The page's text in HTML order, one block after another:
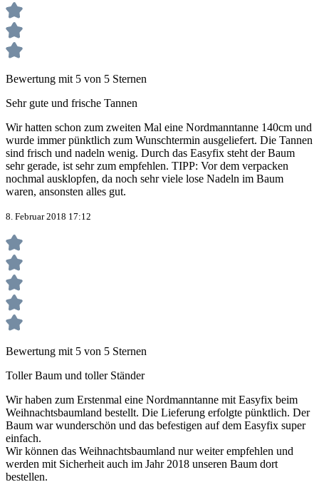
Bewertung mit 5 von 5 Sternen
Sehr gute und frische Tannen
Wir hatten schon zum zweiten Mal eine Nordmanntanne 140cm und
wurde immer pünktlich zum Wunschtermin ausgeliefert. Die Tannen
sind frisch und nadeln wenig. Durch das Easyfix steht der Baum
sehr gerade, ist sehr zum empfehlen. TIPP: Vor dem verpacken
nochmal ausklopfen, da noch sehr viele lose Nadeln im Baum
waren, ansonsten alles gut.
8. Februar 2018 17:12
Bewertung mit 5 von 5 Sternen
Toller Baum und toller Ständer
Wir haben zum Erstenmal eine Nordmanntanne mit Easyfix beim
Weihnachtsbaumland bestellt. Die Lieferung erfolgte pünktlich. Der
Baum war wunderschön und das befestigen auf dem Easyfix super
einfach.
Wir können das Weihnachtsbaumland nur weiter empfehlen und
werden mit Sicherheit auch im Jahr 2018 unseren Baum dort
bestellen.